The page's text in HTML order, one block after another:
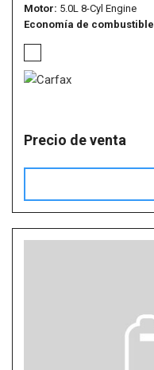
Motor 5.0L 8-Cyl Engine
Economía de combustible
Precio de venta